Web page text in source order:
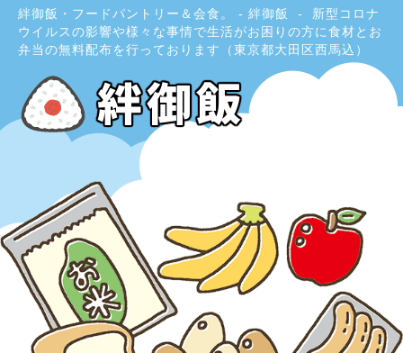
絆御飯・フードパントリー＆会食。 - 絆御飯
新型コロナ
ウイルスの影響や様々な事情で生活がお困りの方に食材とお
弁当の無料配布を行っております（東京都大田区西馬込）
絆御飯